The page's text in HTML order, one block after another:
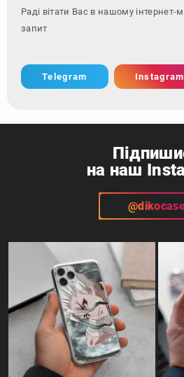
Раді вітати Вас в нашому
запитання - зверн
Telegram Instagram
на наш